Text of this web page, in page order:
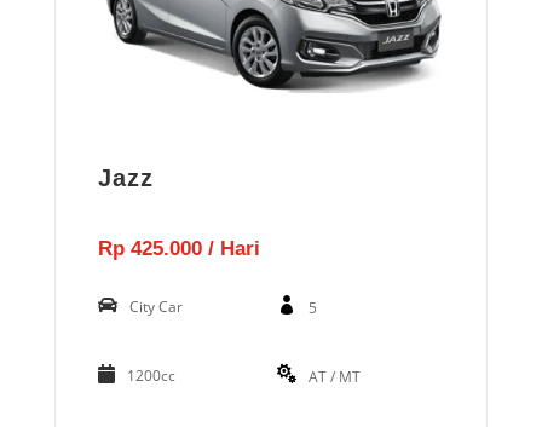
Jazz
Rp 425.000 / Hari
City Car 5
1200cc AT / MT